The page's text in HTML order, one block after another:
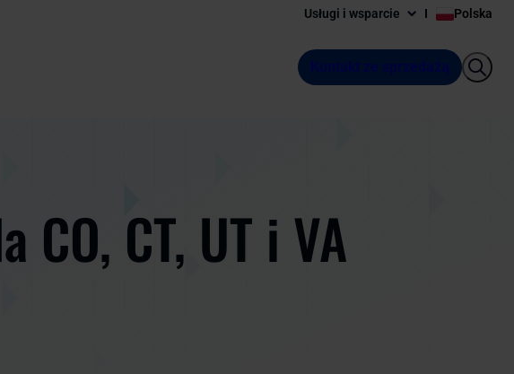
Usługi i wsparcie Polska
Kontakt ze sprzedażą
CT, UT i VA